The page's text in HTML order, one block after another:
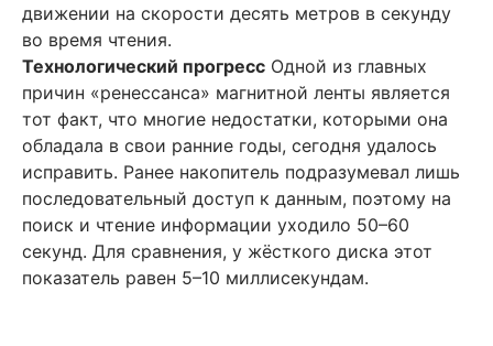
движении на скорости десять метров в секунду
во время чтения.
Технологический прогресс Одной из главных
причин «ренессанса» магнитной ленты является
тот факт, что многие недостатки, которыми она
обладала в свои ранние годы, сегодня удалось
исправить. Ранее накопитель подразумевал лишь
последовательный доступ к данным, поэтому на
поиск и чтение информации уходило 50–60
секунд. Для сравнения, у жёсткого диска этот
показатель равен 5–10 миллисекундам.